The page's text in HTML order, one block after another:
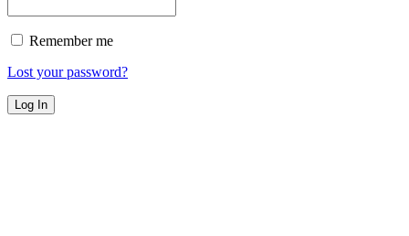
Remember me
Lost your password?